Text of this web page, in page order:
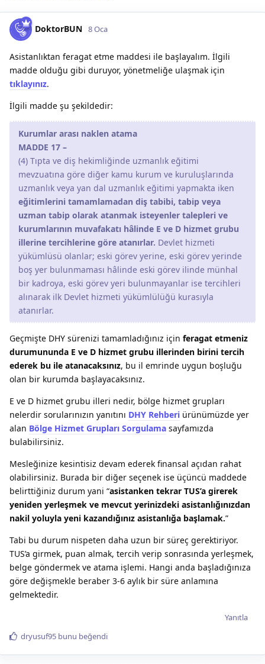
DoktorBUN 8 Oca
Asistanlıktan feragat etme maddesi ile başlayalım. İlgili
madde olduğu gibi duruyor, yönetmeliğe ulaşmak için
tıklayınız.
İlgili madde şu şekildedir:
Kurumlar arası naklen atama
MADDE 17 –
(4) Tıpta ve diş hekimliğinde uzmanlık eğitimi
mevzuatına göre diğer kamu kurum ve kuruluşlarında
uzmanlık veya yan dal uzmanlık eğitimi yapmakta iken
eğitimlerini tamamlamadan diş tabibi, tabip veya
uzman tabip olarak atanmak isteyenler talepleri ve
kurumlarının muvafakatı hâlinde E ve D hizmet grubu
illerine tercihlerine göre atanırlar. Devlet hizmeti
yükümlüsü olanlar; eski görev yerine, eski görev yerinde
boş yer bulunmaması hâlinde eski görev ilinde münhal
bir kadroya, eski görev yeri bulunmayanlar ise tercihleri
alınarak ilk Devlet hizmeti yükümlülüğü kurasıyla
atanırlar.
Geçmişte DHY sürenizi tamamladığınız için feragat etmeniz
durumununda E ve D hizmet grubu illerinden birini tercih
ederek bu ile atanacaksınız, bu il emrinde uygun boşluğu
olan bir kurumda başlayacaksınız.
E ve D hizmet grubu illeri nedir, bölge hizmet grupları
nelerdir sorularınızın yanıtını DHY Rehberi ürünümüzde yer
alan Bölge Hizmet Grupları Sorgulama sayfamızda
bulabilirsiniz.
Mesleğinize kesintisiz devam ederek finansal açıdan rahat
olabilirsiniz. Burada bir diğer seçenek ise üçüncü maddede
belirttiğiniz durum yani “asistanken tekrar TUS’a girerek
yeniden yerleşmek ve mevcut yerinizdeki asistanlığınızdan
nakil yoluyla yeni kazandığınız asistanlığa başlamak.”
Tabi bu durum nispeten daha uzun bir süreç gerektiriyor.
TUS’a girmek, puan almak, tercih verip sonrasında yerleşmek,
belge göndermek ve atama işlemi. Hangi anda başladığınıza
göre değişmekle beraber 3-6 aylık bir süre anlamına
gelmektedir.
Yanıtla
dryusuf95 bunu beğendi